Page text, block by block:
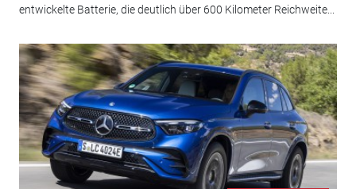
entwickelte Batterie, die deutlich über 600 Kilometer Reichweite...